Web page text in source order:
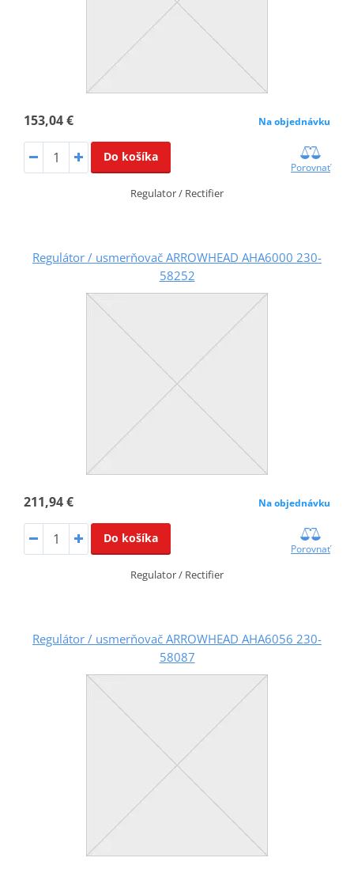
153,04 € Na objednávku
Do košíka
Porovnať
Regulator / Rectifier
Regulátor / usmerňovač ARROWHEAD AHA6000 230-
58252
211,94 € Na objednávku
Do košíka
Porovnať
Regulator / Rectifier
Regulátor / usmerňovač ARROWHEAD AHA6056 230-
58087